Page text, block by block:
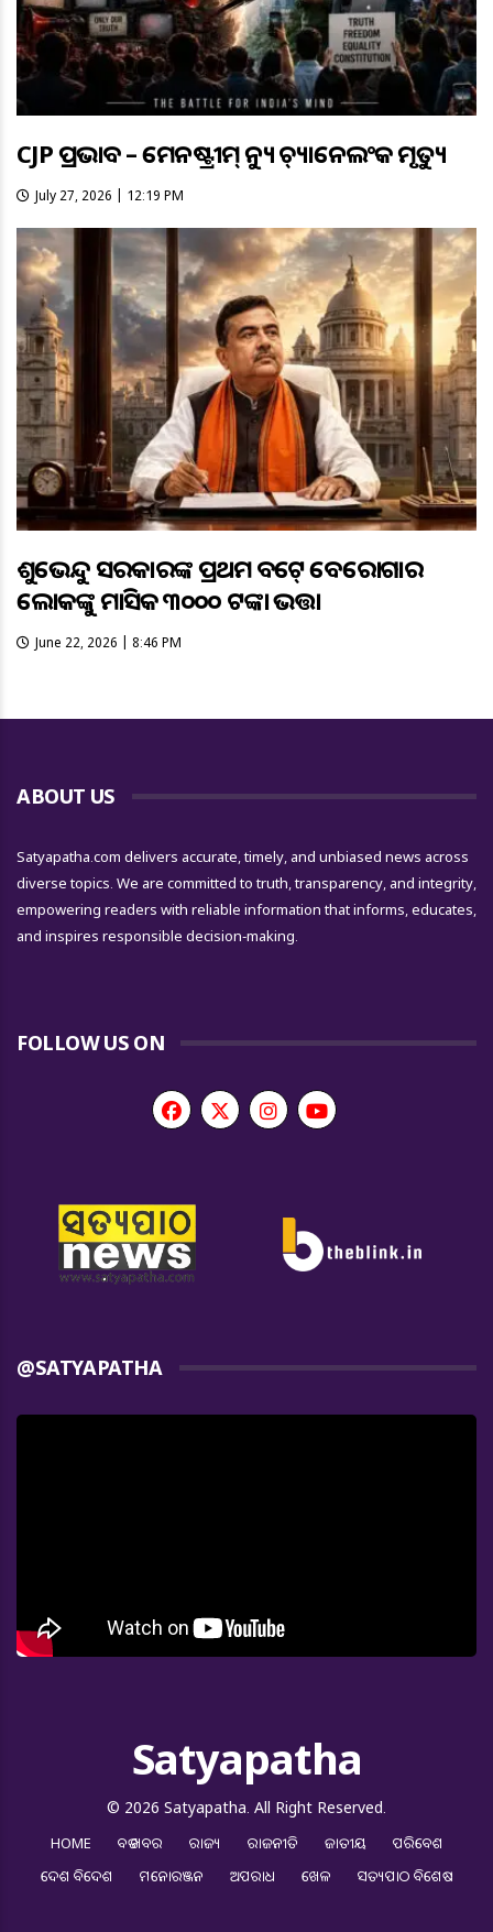
CJP ପ୍ରଭାବ – ମେନଷ୍ଟ୍ରୀମ୍ ନ୍ୟୁଜ୍ ଚ୍ୟାନେଲଂକ ମୃତ୍ୟୁ
July 27, 2026 | 12:19 PM
ଶୁଭେନ୍ଦୁ ସରକାରଙ୍କ ପ୍ରଥମ ବଜେଟ୍ ବେରୋଜଗାର
ଲୋକଙ୍କୁ ମାସିକ ୩୦୦୦ ଟଙ୍କା ଭତ୍ତା
June 22, 2026 | 8:46 PM
ABOUT US
Satyapatha.com delivers accurate, timely, and unbiased news across
diverse topics. We are committed to truth, transparency, and integrity,
empowering readers with reliable information that informs, educates,
and inspires responsible decision-making.
FOLLOW US ON
@SATYAPATHA
Satyapatha
© 2026 Satyapatha. All Right Reserved.
HOME ବଡ ଖବର ରାଜ୍ୟ ରାଜନୀତି ଜାତୀୟ
ପରିବେଶ
ଦେଶ ବିଦେଶ
ମନୋରଞ୍ଜନ ଅପରାଧ ଖେଳ ସତ୍ୟପାଠ ବିଶେଷ